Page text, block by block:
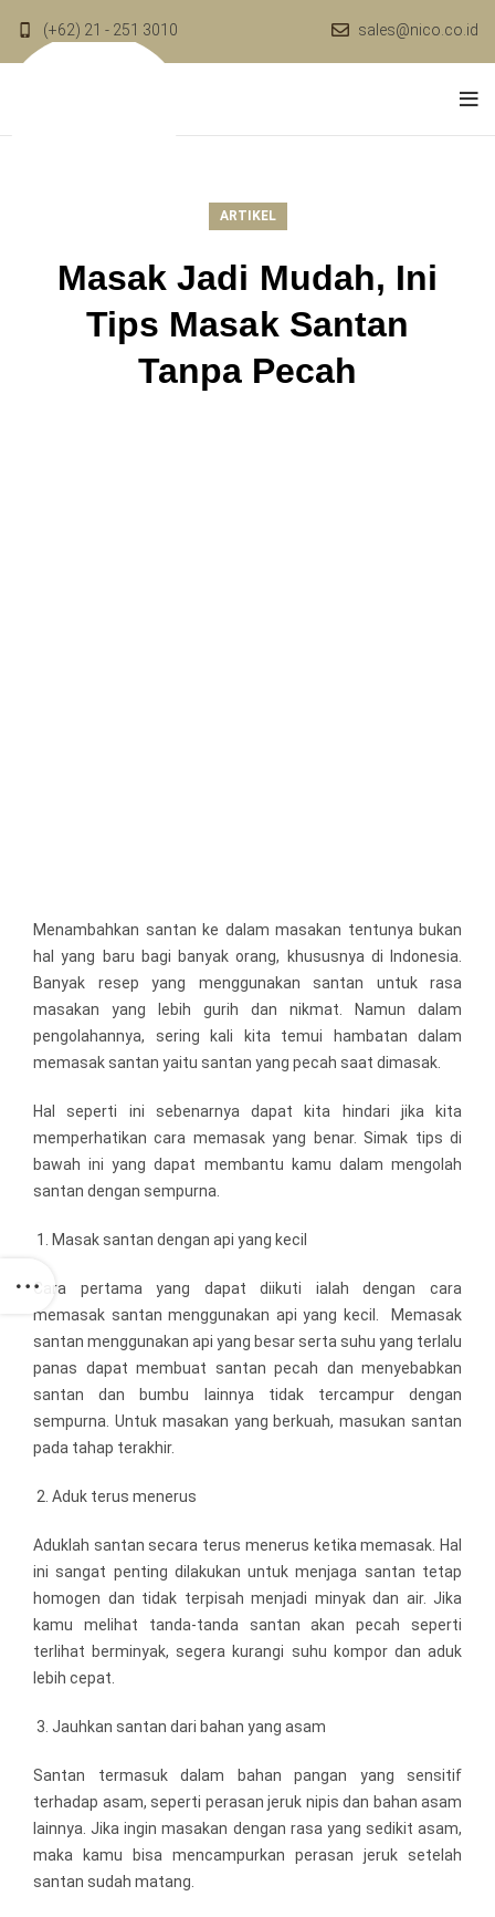
(+62) 21 - 251 3010 sales@nico.co.id
ARTIKEL
Masak Jadi Mudah, Ini
Tips Masak Santan
Tanpa Pecah
Menambahkan santan ke dalam masakan tentunya bukan
hal yang baru bagi banyak orang, khususnya di Indonesia.
Banyak resep yang menggunakan santan untuk rasa
masakan yang lebih gurih dan nikmat. Namun dalam
pengolahannya, sering kali kita temui hambatan dalam
memasak santan yaitu santan yang pecah saat dimasak.
Hal seperti ini sebenarnya dapat kita hindari jika kita
memperhatikan cara memasak yang benar. Simak tips di
bawah ini yang dapat membantu kamu dalam mengolah
santan dengan sempurna.
Masak santan dengan api yang kecil
Cara pertama yang dapat diikuti ialah dengan cara
memasak santan menggunakan api yang kecil. Memasak
santan menggunakan api yang besar serta suhu yang terlalu
panas dapat membuat santan pecah dan menyebabkan
santan dan bumbu lainnya tidak tercampur dengan
sempurna. Untuk masakan yang berkuah, masukan santan
pada tahap terakhir.
Aduk terus menerus
Aduklah santan secara terus menerus ketika memasak. Hal
ini sangat penting dilakukan untuk menjaga santan tetap
homogen dan tidak terpisah menjadi minyak dan air. Jika
kamu melihat tanda-tanda santan akan pecah seperti
terlihat berminyak, segera kurangi suhu kompor dan aduk
lebih cepat.
Jauhkan santan dari bahan yang asam
Santan termasuk dalam bahan pangan yang sensitif
terhadap asam, seperti perasan jeruk nipis dan bahan asam
lainnya. Jika ingin masakan dengan rasa yang sedikit asam,
maka kamu bisa mencampurkan perasan jeruk setelah
santan sudah matang.